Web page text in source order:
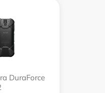
DuraForce